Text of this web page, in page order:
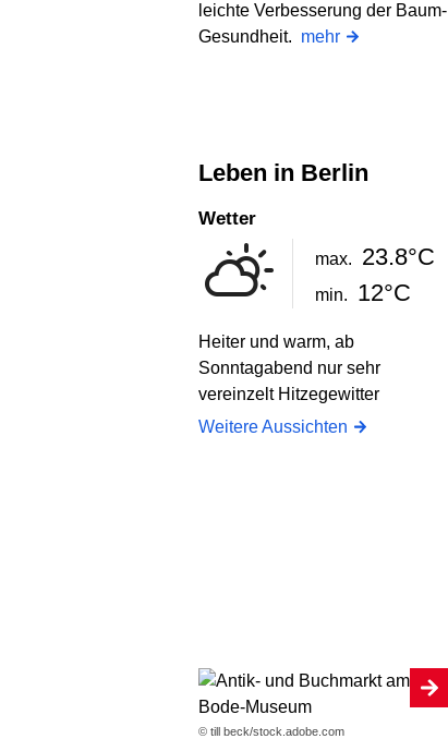
leichte Verbesserung der Baum-
Gesundheit. mehr
Leben in Berlin
Wetter
max. 23.8°C
min. 12°C
Heiter und warm, ab
Sonntagabend nur sehr
vereinzelt Hitzegewitter
Weitere Aussichten
© till beck/stock.adobe.com